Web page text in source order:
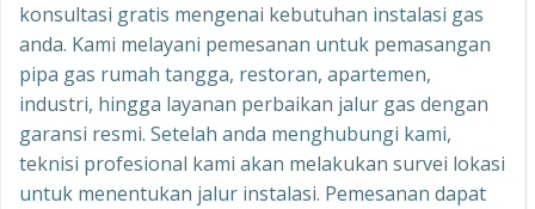
konsultasi gratis mengenai kebutuhan instalasi gas
anda. Kami melayani pemesanan untuk pemasangan
pipa gas rumah tangga, restoran, apartemen,
industri, hingga layanan perbaikan jalur gas dengan
garansi resmi. Setelah anda menghubungi kami,
teknisi profesional kami akan melakukan survei lokasi
untuk menentukan jalur instalasi. Pemesanan dapat